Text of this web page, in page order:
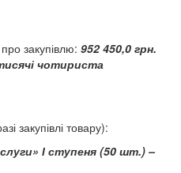
закупівлю: 952 450,0 грн.
чотириста
закупівлі товару):
І ступеня (50 шт.) –